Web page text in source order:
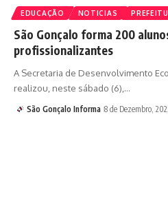
EDUCAÇÃO NOTICIAS
São Gonçalo forma 200
profissionalizantes
A Secretaria de Desenvolvimento
realizou, neste sábado (6),…
São Gonçalo Informa 8 de Dezembro,